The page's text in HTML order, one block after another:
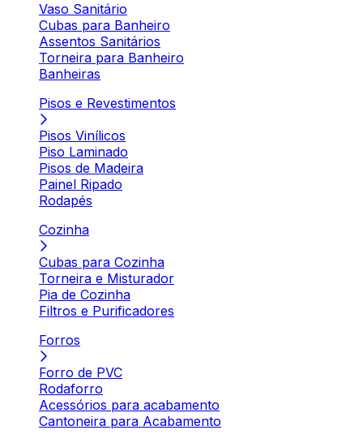
Vaso Sanitário
Cubas para Banheiro
Assentos Sanitários
Torneira para Banheiro
Banheiras
Pisos e Revestimentos
Pisos Vinílicos
Piso Laminado
Pisos de Madeira
Painel Ripado
Rodapés
Cozinha
Cubas para Cozinha
Torneira e Misturador
Pia de Cozinha
Filtros e Purificadores
Forros
Forro de PVC
Rodaforro
Acessórios para acabamento
Cantoneira para Acabamento